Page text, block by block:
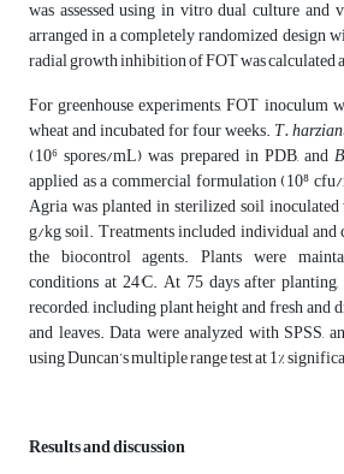
was assessed using in vitro dual culture and
arranged in a completely randomized design
radial growth inhibition of FOT was calculated
For greenhouse experiments, FOTinoculum
wheat and incubated for four weeks.T.
(10⁶ spores/mL) was prepared in PDB, and
applied as a commercial formulation (10⁸
Agria was planted in sterilized soil
g/kg soil. Treatments included individual
the biocontrol agents. Plants were
conditions at 24°C. At 75 days after
recorded, including plant height and fresh and
and leaves. Data were analyzed with SPSS,
using Duncan’s multiple range test at 1%
Results and discussion